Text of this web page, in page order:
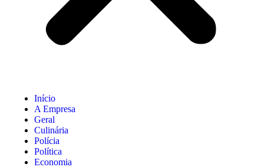
Início
A Empresa
Geral
Culinária
Polícia
Política
Economia